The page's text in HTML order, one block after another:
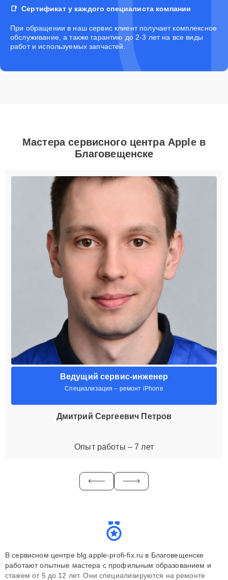
Сертификат у каждого специалиста компании
При обращении в наш сервис клиент получает комплексное
обслуживание, а также гарантию до 2-3 лет на все виды
работ и используемых запчастей.
Мастера сервисного центра Apple в
Благовещенске
Ведущий сервис-инженер
Специализация – ремонт iPhone
Дмитрий Сергеевич Петров
Опыт работы – 7 лет
В сервисном центре blg.apple-profi-fix.ru в Благовещенске
работают опытные мастера с профильным образованием и
стажем от 5 до 12 лет. Они специализируются на ремонте